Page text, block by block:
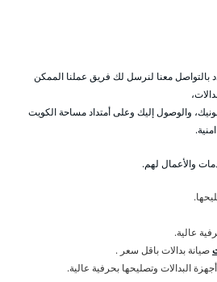
بالتواصل معنا لنرسل لك فريق عملنا الممكن
والوصول إليك وعلى أمتداد مساحة الكويت
والأعمال لهم.
عالية.
صيانة بدالات باقل سعر .
البدالات وتصليحها بحرفية عالية.